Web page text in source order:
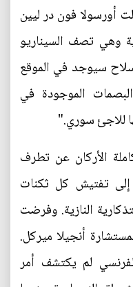
أورسولا فون در ليين
وهي تصف السيناريو
سيوجد في الموقع
الموجودة في
للاجئ سوري."
الأركان عن تطرف
تفتيش كل ثكنات
النازية. وفرضت
أنجيلا ميركل.
لم يكتشف أمر